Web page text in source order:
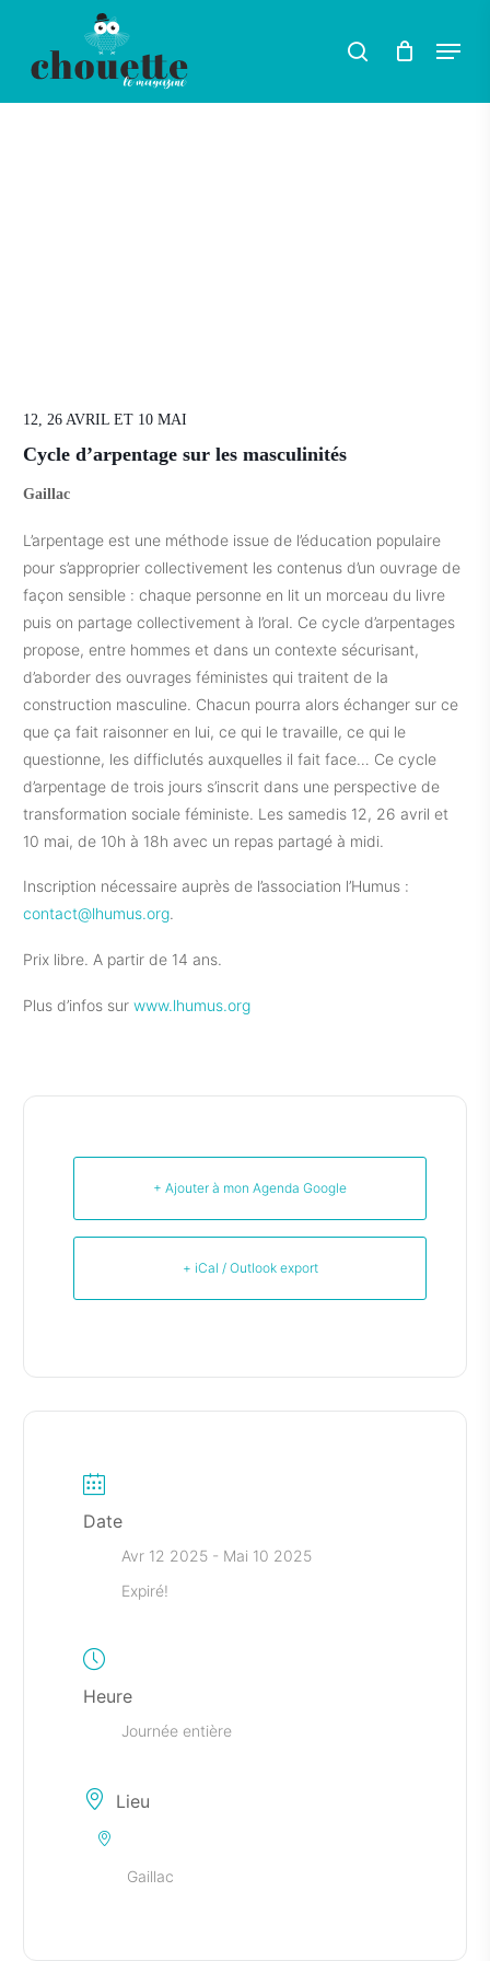
Rechercher
search Menu
12, 26 AVRIL ET 10 MAI
Cycle d’arpentage sur les masculinités
Gaillac
L’arpentage est une méthode issue de l’éducation populaire
pour s’approprier collectivement les contenus d’un ouvrage de
façon sensible : chaque personne en lit un morceau du livre
puis on partage collectivement à l’oral. Ce cycle d’arpentages
propose, entre hommes et dans un contexte sécurisant,
d’aborder des ouvrages féministes qui traitent de la
construction masculine. Chacun pourra alors échanger sur ce
que ça fait raisonner en lui, ce qui le travaille, ce qui le
questionne, les difficlutés auxquelles il fait face… Ce cycle
d’arpentage de trois jours s’inscrit dans une perspective de
transformation sociale féministe. Les samedis 12, 26 avril et
10 mai, de 10h à 18h avec un repas partagé à midi.
Inscription nécessaire auprès de l’association l’Humus :
contact@lhumus.org.
Prix libre. A partir de 14 ans.
Plus d’infos surwww.lhumus.org
+ Ajouter à mon Agenda Google
+ iCal / Outlook export
Date
Avr 12 2025 - Mai 10 2025
Expiré!
Heure
Journée entière
Lieu
Gaillac